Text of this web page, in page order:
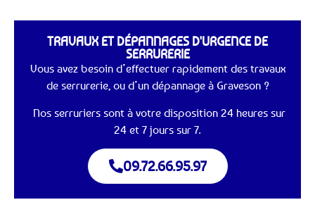
TRAVAUX ET DÉPANNAGES D'URGENCE DE
SERRURERIE
Vous avez besoin d’effectuer rapidement des travaux
de serrurerie, ou d’un dépannage à Graveson ?
Nos serruriers sont à votre disposition 24 heures sur
24 et 7 jours sur 7.
09.72.66.95.97